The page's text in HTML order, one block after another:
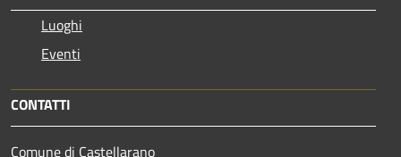
Luoghi
Eventi
CONTATTI
Comune di Castellarano